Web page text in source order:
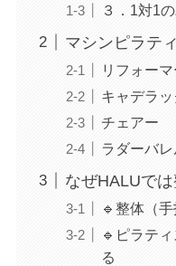
３．1対1
マシンピラテ
リフォーマ
キャデラ
チェアー
ラダーバ
なぜHALUで
🔹整体（
🔹ピラテ
る